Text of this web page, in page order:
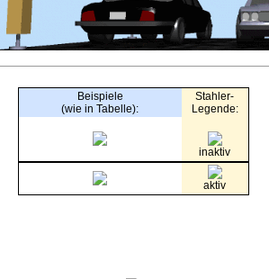
Beispiele
(wie in Tabelle):
Stahler-
Legende:
inaktiv
aktiv